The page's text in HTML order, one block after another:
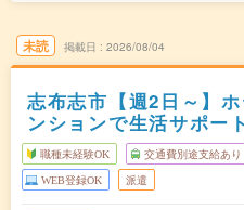
未読 掲載日 2026/08/04
志布志市【週2日～】
ンションで生活サポート
職種未経験OK 交通費別途支給あり
WEB登録OK 派遣